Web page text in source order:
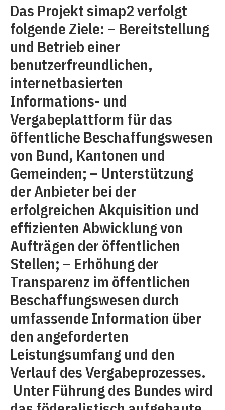
Das Projekt simap2 verfolgt
folgende Ziele: – Bereitstellung
und Betrieb einer
benutzerfreundlichen,
internetbasierten
Informations- und
Vergabeplattform für das
öffentliche Beschaffungswesen
von Bund, Kantonen und
Gemeinden; – Unterstützung
der Anbieter bei der
erfolgreichen Akquisition und
effizienten Abwicklung von
Aufträgen der öffentlichen
Stellen; – Erhöhung der
Transparenz im öffentlichen
Beschaffungswesen durch
umfassende Information über
den angeforderten
Leistungsumfang und den
Verlauf des Vergabeprozesses.
Unter Führung des Bundes wird